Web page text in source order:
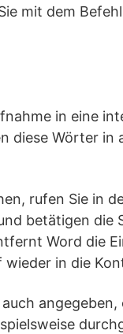
mit dem
in eine
diese Wörter in
rufen Sie in
betätigen die
Word die
in die
angegeben,